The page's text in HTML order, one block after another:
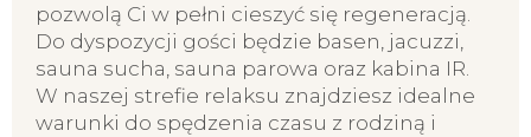
pozwolą Ci w pełni cieszyć się regeneracją.
Do dyspozycji gości będzie basen, jacuzzi,
sauna sucha, sauna parowa oraz kabina IR.
W naszej strefie relaksu znajdziesz idealne
warunki do spędzenia czasu z rodziną i